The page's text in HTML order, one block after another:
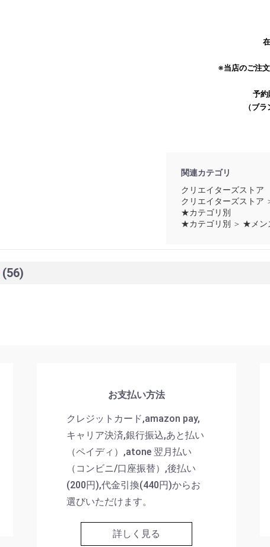
※当店のご注
予約
（ブ
関連カテゴリ
クリエイターズストア
クリエイターズストア
★カテゴリ別
★カテゴリ別 ＞ ★メン
(56)
お支払い方法
クレジットカード,amazon pay,
キャリア決済,銀行振込,あと払い
（ペイディ）,atone 翌月払い
（コンビニ/口座振替）,後払い
(200円),代金引換(440円)からお
選びいただけます。
詳しく見る